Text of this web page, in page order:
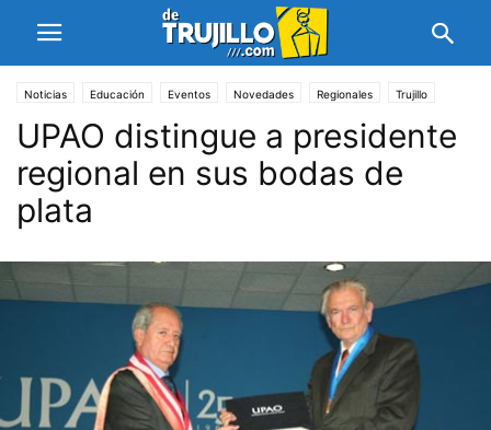
Noticias Educación Eventos Novedades Regionales Trujillo
UPAO distingue a presidente
regional en sus bodas de
plata